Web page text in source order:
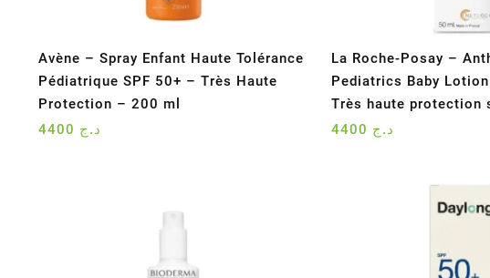
Avène – Spray Enfant Haute Tolérance
Pédiatrique SPF 50+ – Très Haute
Protection – 200 ml
د.ج
La Roche-Posay –
Pediatrics Baby
Très haute protection
د.ج